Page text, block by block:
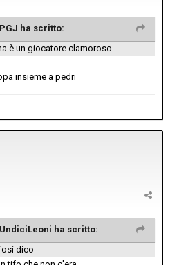
PGJ ha scritto:
è un giocatore clamoroso
insieme a pedri
UndiciLeoni ha scritto:
dico